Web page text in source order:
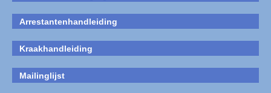
Arrestantenhandleiding
Kraakhandleiding
Mailinglijst